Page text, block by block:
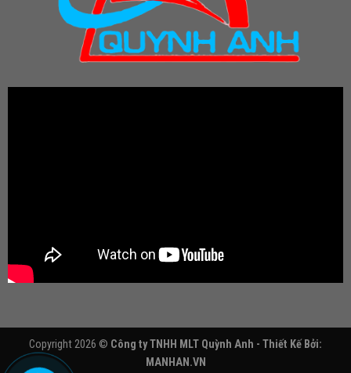
Copyright 2026 © Công ty TNHH MLT Quỳnh Anh - Thiết Kế Bởi:
MANHAN.VN